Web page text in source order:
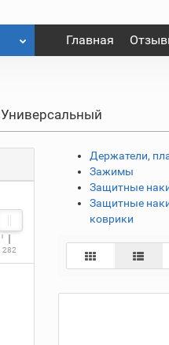
Главная
Универсальный
282
Держатели,
Зажимы
Защитные
Защитные
коврики